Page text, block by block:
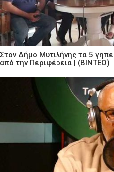
Στον Δήμο Μυτιλήνης τα 5
από την Περιφέρεια | (ΒΙΝΤΕΟ)